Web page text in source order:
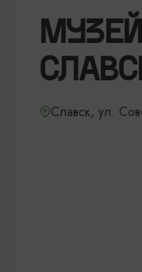
Славск, ул.